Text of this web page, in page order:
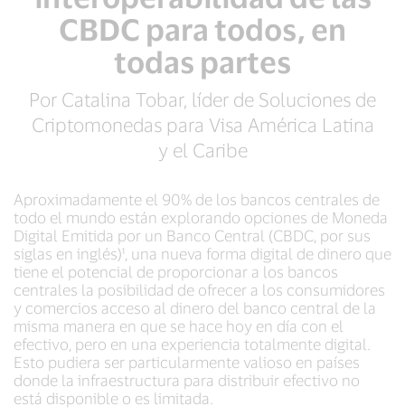
CBDC para todos, en
todas partes
Por Catalina Tobar, líder de Soluciones de
Criptomonedas para Visa América Latina
y el Caribe
Aproximadamente el 90% de los bancos centrales de
todo el mundo están explorando opciones de Moneda
Digital Emitida por un Banco Central (CBDC, por sus
siglas en inglés)¹, una nueva forma digital de dinero que
tiene el potencial de proporcionar a los bancos
centrales la posibilidad de ofrecer a los consumidores
y comercios acceso al dinero del banco central de la
misma manera en que se hace hoy en día con el
efectivo, pero en una experiencia totalmente digital.
Esto pudiera ser particularmente valioso en países
donde la infraestructura para distribuir efectivo no
está disponible o es limitada.